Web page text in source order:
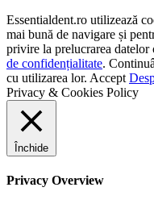
Essentialdent.ro utilizează
mai bună de navigare și
privire la prelucrarea datelor
de confidențialitate.
cu utilizarea lor. Accept
Privacy & Cookies Policy
Închide
Privacy Overview